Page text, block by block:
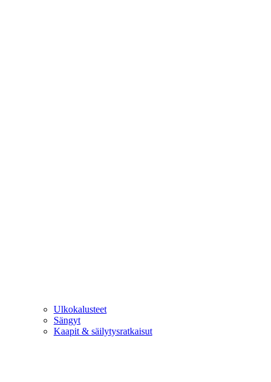
Ulkokalusteet
Sängyt
Kaapit & säilytysratkaisut